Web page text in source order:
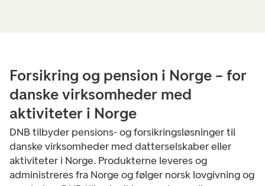
Forsikring og pension i Norge – for
danske virksomheder med
aktiviteter i Norge
DNB tilbyder pensions- og forsikringsløsninger til
danske virksomheder med datterselskaber eller
aktiviteter i Norge. Produkterne leveres og
administreres fra Norge og følger norsk lovgivning og